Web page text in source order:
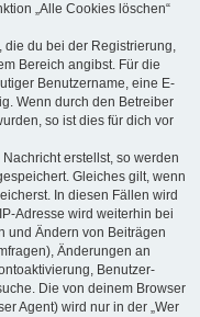
„Alle Cookies löschen“
du bei der Registrierung,
Bereich angibst. Für die
Benutzername, eine E-
Wenn durch den Betreiber
so ist dies für dich vor
erstellst, so werden
Gleiches gilt, wenn
In diesen Fällen wird
Adresse wird weiterhin bei
und Ändern von Beiträgen
Änderungen an
Benutzer-
Die von deinem Browser
Agent) wird nur in der „Wer